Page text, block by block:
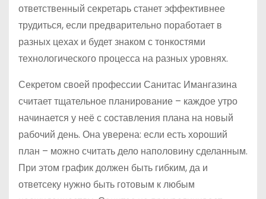
ответственный секретарь станет эффективнее
трудиться, если предварительно поработает в
разных цехах и будет знаком с тонкостями
технологического процесса на разных уровнях.
Секретом своей профессии Санитас Имангазина
считает тщательное планирование – каждое утро
начинается у неё с составления плана на новый
рабочий день. Она уверена: если есть хороший
план – можно считать дело наполовину сделанным.
При этом график должен быть гибким, да и
ответсеку нужно быть готовым к любым